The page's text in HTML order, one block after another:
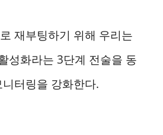
재부팅하기 위해 우리는
성화라는 3단계 전술을 동
터링을 강화한다.